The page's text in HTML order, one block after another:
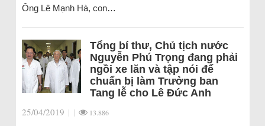
Ông Lê Mạnh Hà, con…
Tổng bí thư, Chủ tịch nước
Nguyễn Phú Trọng đang phải
ngồi xe lăn và tập nói để
chuẩn bị làm Trưởng ban
Tang lễ cho Lê Đức Anh
25/04/2019 | | 13.886